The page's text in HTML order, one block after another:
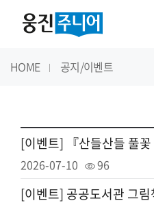
HOME 공지/이벤트
2026-07-10 96